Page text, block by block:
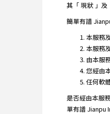
其「 現狀 」及
簡單有譜
本服務
本服務
由本服
您經由
任何軟
是否經由本服
單有譜 Jianpu